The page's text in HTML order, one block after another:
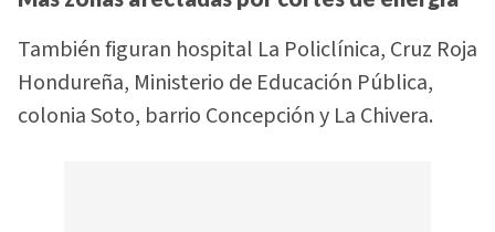
También figuran hospital La Policlínica, Cruz Roja
Hondureña, Ministerio de Educación Pública,
colonia Soto, barrio Concepción y La Chivera.